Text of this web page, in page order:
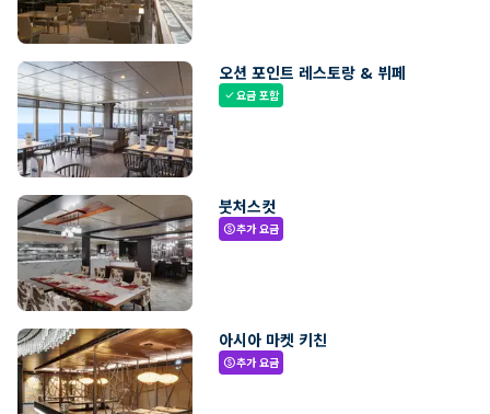
오션 포인트 레스토랑 & 뷔페
check요금 포함
붓처스컷
paid추가 요금
아시아 마켓 키친
paid추가 요금